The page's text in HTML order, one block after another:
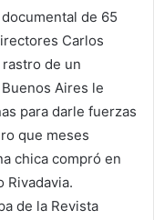
de 65
Carlos
de un
Aires le
para darle fuerzas
que meses
chica compró en
Rivadavia.
de la Revista